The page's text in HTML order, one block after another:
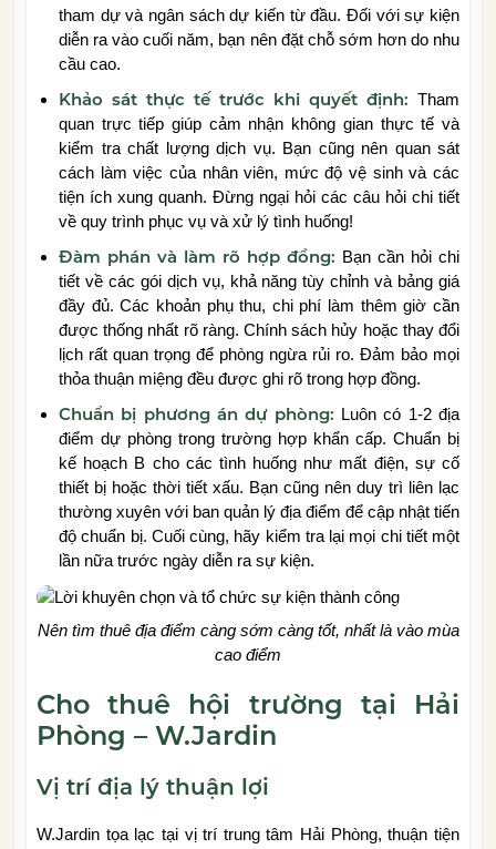
tham dự và ngân sách dự kiến từ đầu. Đối với sự kiện
diễn ra vào cuối năm, bạn nên đặt chỗ sớm hơn do nhu
cầu cao.
Khảo sát thực tế trước khi quyết định: Tham
quan trực tiếp giúp cảm nhận không gian thực tế và
kiểm tra chất lượng dịch vụ. Bạn cũng nên quan sát
cách làm việc của nhân viên, mức độ vệ sinh và các
tiện ích xung quanh. Đừng ngại hỏi các câu hỏi chi tiết
về quy trình phục vụ và xử lý tình huống!
Đàm phán và làm rõ hợp đồng: Bạn cần hỏi chi
tiết về các gói dịch vụ, khả năng tùy chỉnh và bảng giá
đầy đủ. Các khoản phụ thu, chi phí làm thêm giờ cần
được thống nhất rõ ràng. Chính sách hủy hoặc thay đổi
lịch rất quan trọng để phòng ngừa rủi ro. Đảm bảo mọi
thỏa thuận miệng đều được ghi rõ trong hợp đồng.
Chuẩn bị phương án dự phòng: Luôn có 1-2 địa
điểm dự phòng trong trường hợp khẩn cấp. Chuẩn bị
kế hoạch B cho các tình huống như mất điện, sự cố
thiết bị hoặc thời tiết xấu. Bạn cũng nên duy trì liên lạc
thường xuyên với ban quản lý địa điểm để cập nhật tiến
độ chuẩn bị. Cuối cùng, hãy kiểm tra lại mọi chi tiết một
lần nữa trước ngày diễn ra sự kiện.
Nên tìm thuê địa điểm càng sớm càng tốt, nhất là vào mùa
cao điểm
Cho thuê hội trường tại Hải
Phòng – W.Jardin
Vị trí địa lý thuận lợi
W.Jardin tọa lạc tại vị trí trung tâm Hải Phòng, thuận tiện